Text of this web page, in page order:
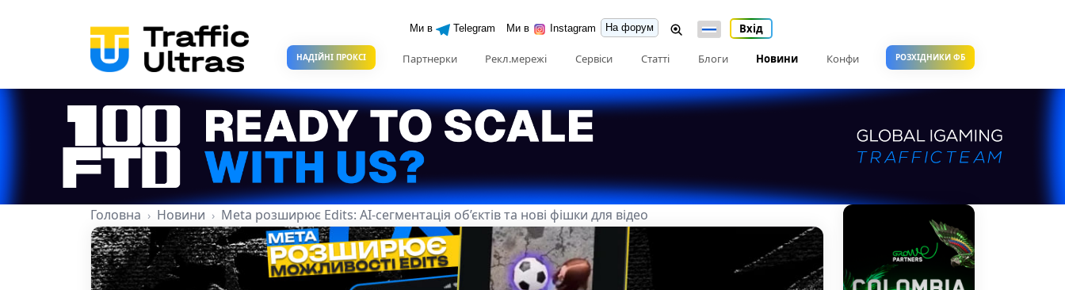
Ми в Telegram Ми в Instagram На форум Вхід
НАДІЙНІ ПРОКСІ Партнерки Рекл.мережі Сервіси Статті Блоги Новини Конфи РОЗХІДНИКИ ФБ
Головна Новини Meta розширює Edits: AI-сегментація об’єктів та нові фішки для відео